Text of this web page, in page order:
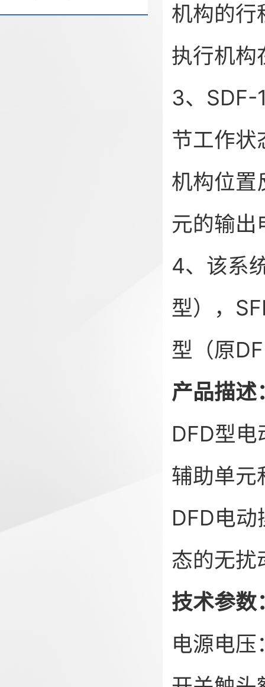
机构的行
执行机构
3、SDF-
节工作状
机构位置
元的输出
4、该系
型），
型（原
产品描述
DFD型
辅助单元
DFD电
态的无扰
技术参数
电源电